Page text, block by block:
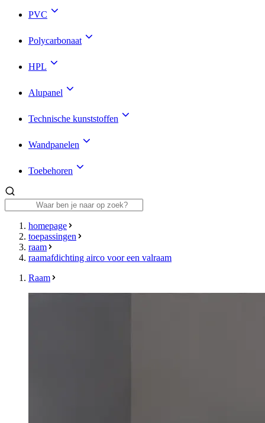
PVC
Polycarbonaat
HPL
Alupanel
Technische kunststoffen
Wandpanelen
Toebehoren
homepage
toepassingen
raam
raamafdichting airco voor een valraam
Raam